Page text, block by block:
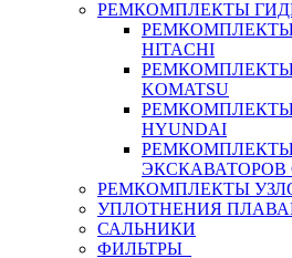
РЕМКОМПЛЕКТЫ
HITACHI
KOMATSU
HYUNDAI
ЭКСКАВАТОРОВ
РЕМКОМПЛЕКТЫ
УПЛОТНЕНИЯ
САЛЬНИКИ
ФИЛЬТРЫ